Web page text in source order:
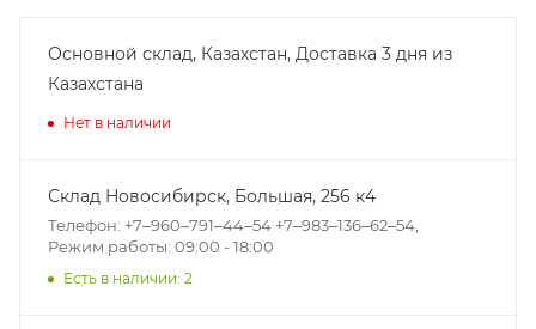
Основной склад, Казахстан, Доставка 3 дня из
Казахстана
Нет в наличии
Склад Новосибирск, ​Большая, 256 к4
Телефон: +7‒960‒791‒44‒54 +7‒983‒136‒62‒54,
Режим работы: 09:00 - 18:00
Есть в наличии: 2